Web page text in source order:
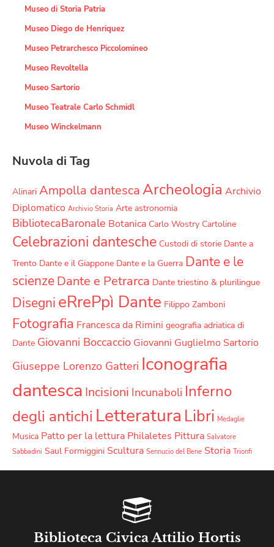
Museo di Storia Patria
Museo Diego de Henriquez
Museo Petrarchesco Piccolomineo
Museo Revoltella
Museo Sartorio
Museo Teatrale Carlo Schmidl
Museo Winckelmann
Nuvola di Tag
Alinari Ampolla dantescaArcheologia Archivio
Diplomatico Archivio Storia Arte astronomia
BibliotecaBaronale Botanica Carlo Wostry Cartoline
Celebrazioni dantesche Custodi di storie Dante a
Trento Dante e il Giappone Dante e la Guerra Dante e le
scienzeDante e Petrarca Dante triestino & plurilingue
Disegni eRrePpì Dante Filippo Zamboni
Fotografia Francesca da Rimini geografia adriatica di
Dante Giovanni Boccaccio Giovanni Guglielmo Sartorio
Giuseppe Lorenzo Gatteri Iconografia
dantesca Incisioni Incunaboli Inferno
degli antichi Letteratura Libri Medaglie
Musica Patto per la lettura Philaletes Pittura Salvatore
Sabbadini Saul Formiggini Scultura Sennucio del Bene Storia Trionfi
Biblioteca Civica Attilio Hortis